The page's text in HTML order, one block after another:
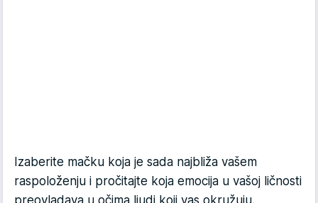
Izaberite mačku koja je sada najbliža vašem
raspoloženju i pročitajte koja emocija u vašoj ličnosti
preovladava u očima ljudi koji vas okružuju.